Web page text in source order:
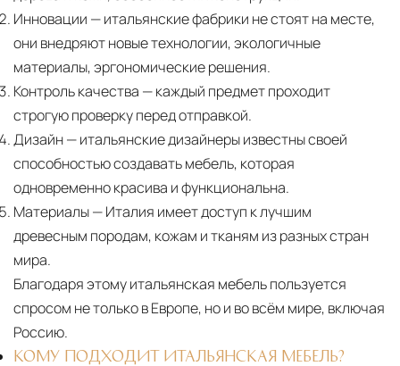
Инновации — итальянские фабрики не стоят на месте,
они внедряют новые технологии, экологичные
материалы, эргономические решения.
Контроль качества — каждый предмет проходит
строгую проверку перед отправкой.
Дизайн— итальянские дизайнеры известны своей
способностью создавать мебель, которая
одновременно красива и функциональна.
Материалы— Италия имеет доступ к лучшим
древесным породам, кожам и тканям из разных стран
мира.
Благодаря этому итальянская мебель пользуется
спросом не только в Европе, но и во всём мире, включая
Россию.
КОМУ ПОДХОДИТ ИТАЛЬЯНСКАЯ МЕБЕЛЬ?